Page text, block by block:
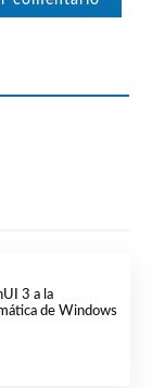
3 a la
de Windows